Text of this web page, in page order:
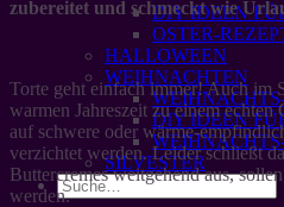
DIY IDEEN
OSTER-
HALLOWEEN
WEIHNACHTEN
DIY IDEEN
SILVESTER
zubereitet und schmeckt wie
Torte geht einfach immer! Auch im
warmen Jahreszeit zu einem
auf schwere oder wärme-
verzichtet werden. Leider schließt
Buttercremes weitgehend aus,
werden.